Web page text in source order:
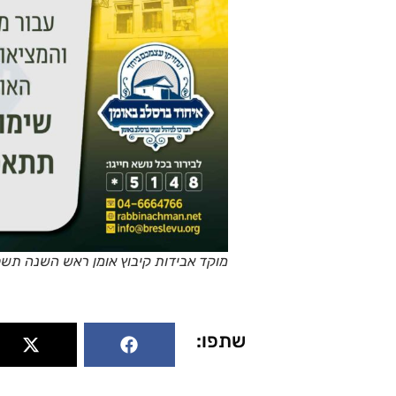
מוקד אבידות קיבוץ אומן ראש השנה
שתפו: